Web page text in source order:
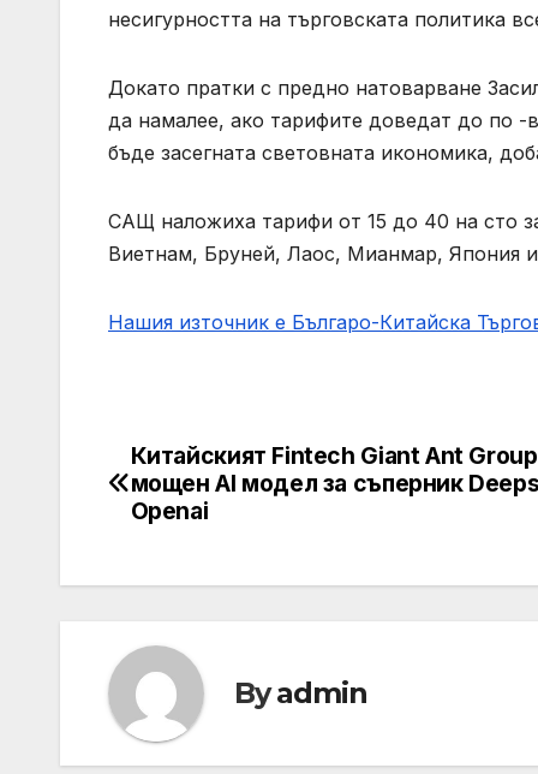
несигурността на търговската политика
Докато пратки с предно натоварване
да намалее, ако тарифите доведат до по
бъде засегната световната икономика,
САЩ наложиха тарифи от 15 до 40 на сто
Виетнам, Бруней, Лаос, Мианмар, Япония
Нашия източник е Българо-Китайска
Post
navigation
Китайският Fintech Giant Ant
мощен AI модел за съперник
Openai
Byadmin